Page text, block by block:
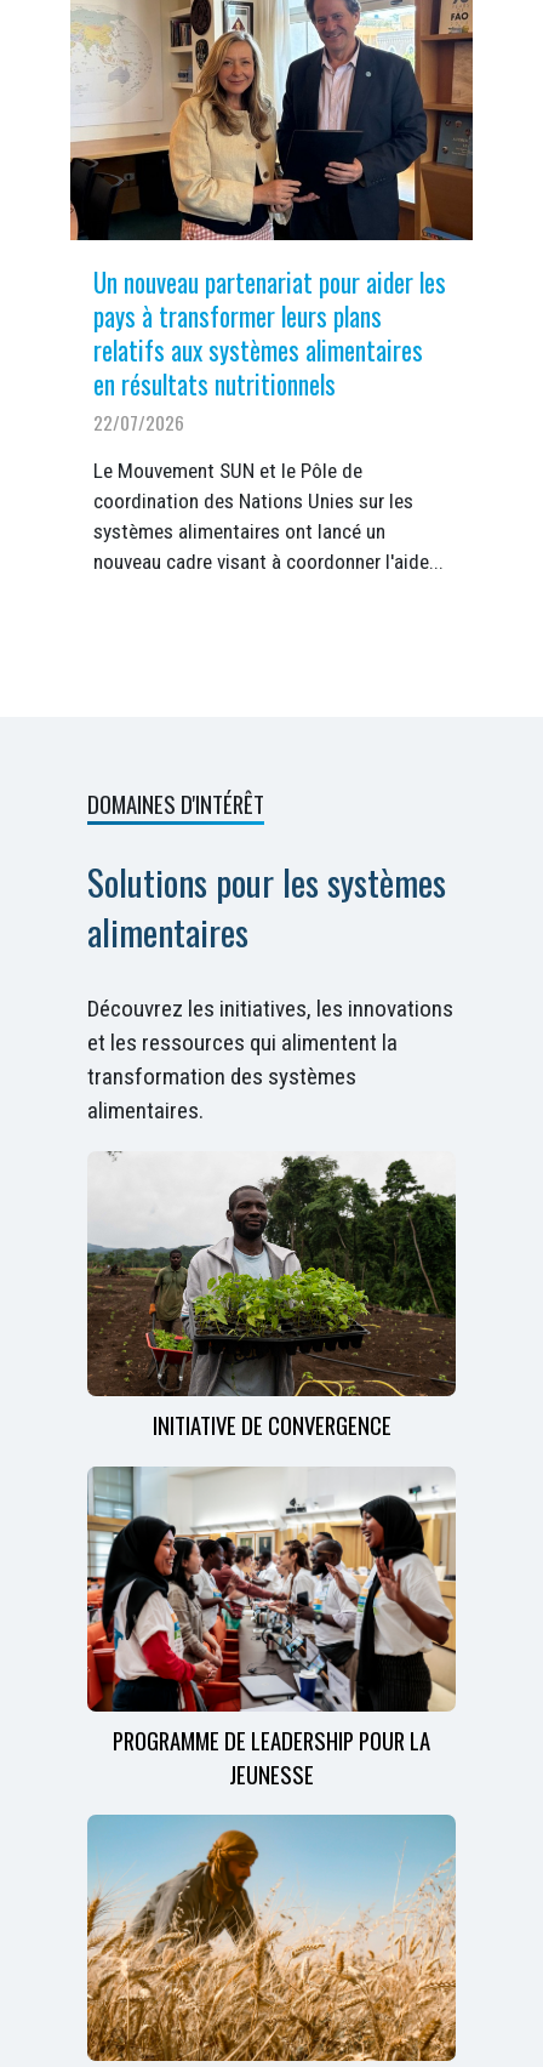
Un nouveau partenariat pour aider les
pays à transformer leurs plans
relatifs aux systèmes alimentaires
en résultats nutritionnels
22/07/2026
Le Mouvement SUN et le Pôle de
coordination des Nations Unies sur les
systèmes alimentaires ont lancé un
nouveau cadre visant à coordonner l'aide...
DOMAINES D'INTÉRÊT
Solutions pour les systèmes
alimentaires
Découvrez les initiatives, les innovations
et les ressources qui alimentent la
transformation des systèmes
alimentaires.
INITIATIVE DE CONVERGENCE
PROGRAMME DE LEADERSHIP POUR LA
JEUNESSE